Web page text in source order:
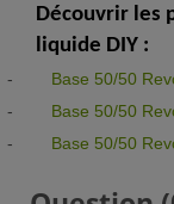
Découvrir les
liquide DIY :
- Base 50/50
- Base 50/50
- Base 50/50